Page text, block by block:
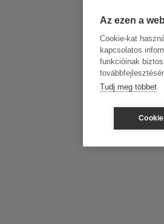
Az ezen a
Cookie-kat
kapcsolatos
funkcióinak
Tudj meg többet